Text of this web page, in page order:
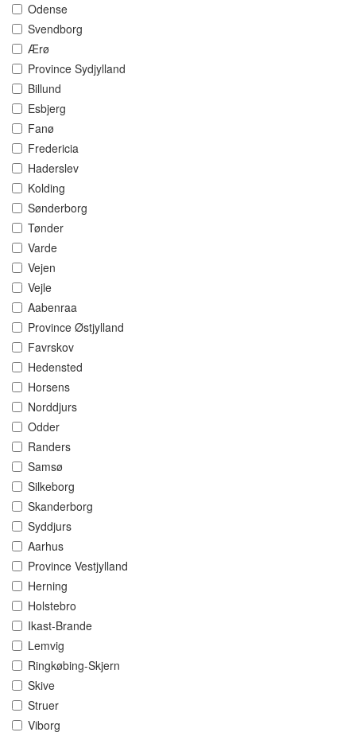
Odense
Svendborg
Ærø
Province Sydjylland
Billund
Esbjerg
Fanø
Fredericia
Haderslev
Kolding
Sønderborg
Tønder
Varde
Vejen
Vejle
Aabenraa
Province Østjylland
Favrskov
Hedensted
Horsens
Norddjurs
Odder
Randers
Samsø
Silkeborg
Skanderborg
Syddjurs
Aarhus
Province Vestjylland
Herning
Holstebro
Ikast-Brande
Lemvig
Ringkøbing-Skjern
Skive
Struer
Viborg